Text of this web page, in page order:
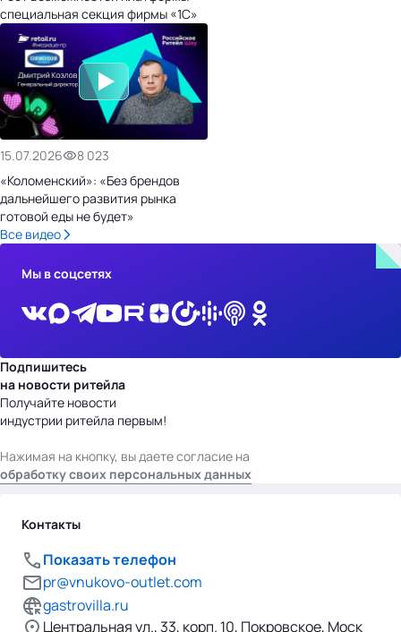
специальная секция фирмы «1С»
15.07.2026
8 023
«Коломенский»: «Без брендов
дальнейшего развития рынка
готовой еды не будет»
Все видео
Мы в соцсетях
Подпишитесь
на новости ритейла
Получайте новости
индустрии ритейла первым!
Нажимая на кнопку, вы даете согласие на
обработку своих персональных данных
Контакты
Показать телефон
pr@vnukovo-outlet.com
gastrovilla.ru
Центральная ул., 33, корп. 10, Покровское, Моск